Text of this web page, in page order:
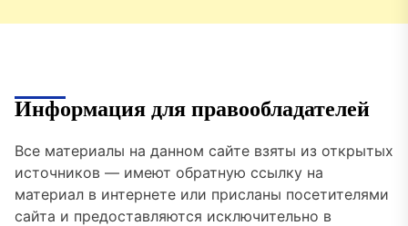
Информация для правообладателей
Все материалы на данном сайте взяты из открытых
источников — имеют обратную ссылку на
материал в интернете или присланы посетителями
сайта и предоставляются исключительно в